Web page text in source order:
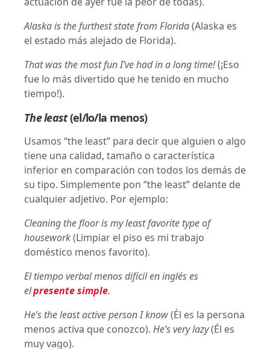
Alaska is the furthest state from Florida(Alaska es
el estado más alejado de Florida).
That was the most fun I’ve had in a long time!(¡Eso
fue lo más divertido que he tenido en mucho
tiempo!).
The least(el/lo/la menos)
Usamos “the least” para decir que alguien o algo
tiene una calidad, tamaño o característica
inferior en comparación con todos los demás de
su tipo. Simplemente pon “the least” delante de
cualquier adjetivo. Por ejemplo:
Cleaning the floor is my least favorite type of
housework(Limpiar el piso es mi trabajo
doméstico menos favorito).
El tiempo verbal menos difícil en inglés es
elpresente simple.
He’s the least active person I know(Él es la persona
menos activa que conozco). He’s very lazy(Él es
muy vago).